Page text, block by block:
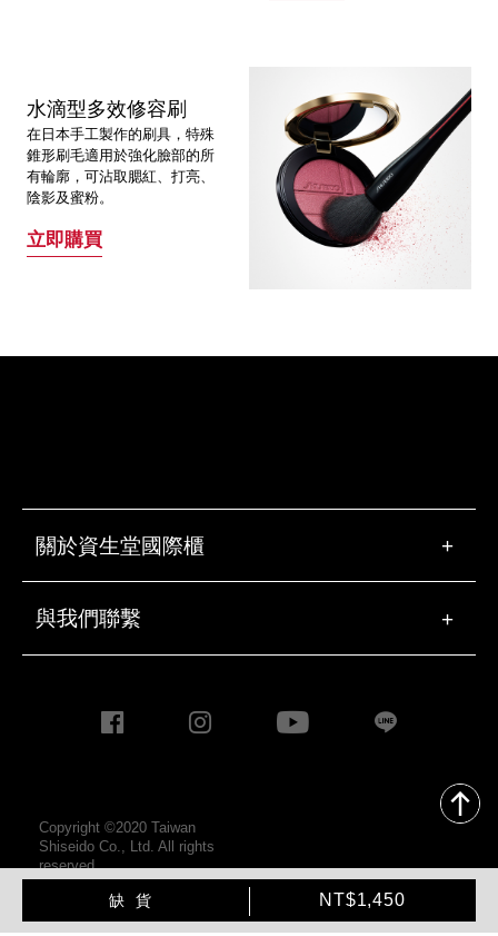
NT$1,450
缺貨
水滴型多效修容刷
在日本手工製作的刷具，特殊
錐形刷毛適用於強化臉部的所
有輪廓，可沾取腮紅、打亮、
陰影及蜜粉。
立即購買
關於資生堂國際櫃 +
與我們聯繫 +
Copyright ©2020 Taiwan
Shiseido Co., Ltd. All rights
reserved.